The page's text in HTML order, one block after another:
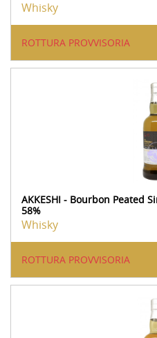
Whisky
ROTTURA PROVVISORIA
AKKESHI - Bourbon Peated
58%
Whisky
ROTTURA PROVVISORIA